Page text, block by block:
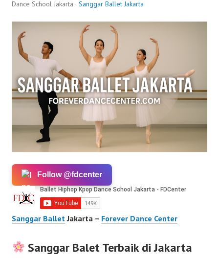
Dance School Jakarta · Sanggar Ballet Jakarta
Follow @fdcenter
Sanggar Ballet Jakarta – Forever Dance Center
Sanggar Balet Terbaik di Jakarta